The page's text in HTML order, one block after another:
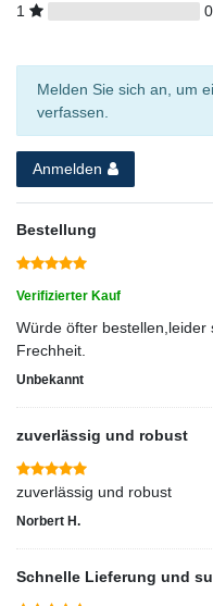
1
0
Melden Sie sich an, um
verfassen.
Anmelden
Bestellung
Verifizierter Kauf
Würde öfter bestellen,leider
Frechheit.
Unbekannt
zuverlässig und robust
zuverlässig und robust
Norbert H.
Schnelle Lieferung und